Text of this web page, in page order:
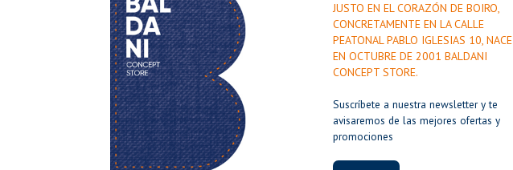
JUSTO EN EL CORAZÓN DE BOIRO,
CONCRETAMENTE EN LA CALLE
PEATONAL PABLO IGLESIAS 10, NACE
EN OCTUBRE DE 2001 BALDANI
CONCEPT STORE.
Suscríbete a nuestra newsletter y te
avisaremos de las mejores ofertas y
promociones